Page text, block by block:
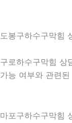
도봉구하수구막힘
구로하수구막힘 상
가능 여부와 관련
마포구하수구막힘